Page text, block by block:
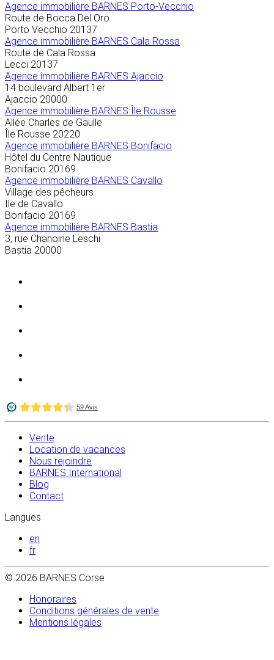
Agence immobilière BARNES Porto-Vecchio
Route de Bocca Del Oro
Porto Vecchio 20137
Agence immobilière BARNES Cala Rossa
Route de Cala Rossa
Lecci 20137
Agence immobilière BARNES Ajaccio
14 boulevard Albert 1er
Ajaccio 20000
Agence immobilière BARNES Île Rousse
Allée Charles de Gaulle
Île Rousse 20220
Agence immobilière BARNES Bonifacio
Hôtel du Centre Nautique
Bonifacio 20169
Agence immobilière BARNES Cavallo
Village des pêcheurs
Ile de Cavallo
Bonifacio 20169
Agence immobilière BARNES Bastia
3, rue Chanoine Leschi
Bastia 20000
Vente
Location de vacances
Nous rejoindre
BARNES International
Blog
Contact
Langues
en
fr
© 2026 BARNES Corse
Honoraires
Conditions générales de vente
Mentions légales